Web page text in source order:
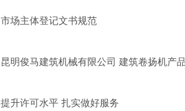
市场主体登记文书规范
昆明俊马建筑机械有限公司 建筑卷扬机产
提升许可水平 扎实做好服务